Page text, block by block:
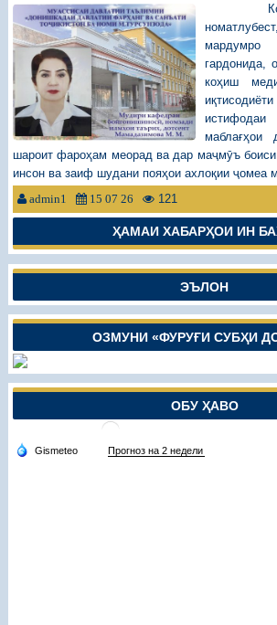
мардумро
гардонида,
коҳиш
маблағҳои
шароит фароҳам меорад ва дар маҷмӯъ
инсон ва заиф шудани пояҳои ахлоқии ҷомеа
admin1 15 07 26 121
ҲАМАИ ХАБАРҲОИ ИН
ЭЪЛОН
ОЗМУНИ «ФУРУҒИ СУБҲИ
ОБУ ҲАВО